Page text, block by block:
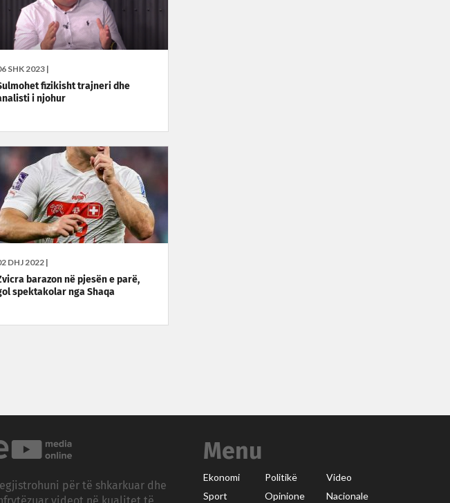
SHK 2023 |
fizikisht trajneri dhe
i njohur
DHJ 2022 |
barazon në pjesën e parë,
spektakolar nga Shaqa
për të shkarkuar dhe
Menu
Ekonomi Politikë
Video
Sport
Opinione Nacionale